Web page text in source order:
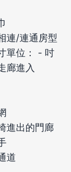
連/連通房型
單位： - 吋
廊進入
進出的門廊
道